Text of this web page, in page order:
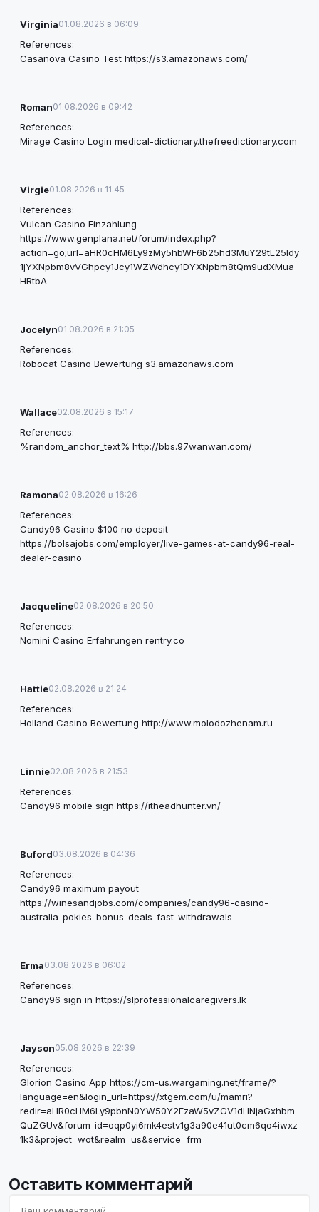
Virginia01.08.2026 в 06:09
References:
Casanova Casino Test https://s3.amazonaws.com/
Roman01.08.2026 в 09:42
References:
Mirage Casino Login medical-dictionary.thefreedictionary.com
Virgie01.08.2026 в 11:45
References:
Vulcan Casino Einzahlung
https://www.genplana.net/forum/index.php?
action=go;url=aHR0cHM6Ly9zMy5hbWF6b25hd3MuY29tL25ldy
1jYXNpbm8vVGhpcy1Jcy1WZWdhcy1DYXNpbm8tQm9udXMua
HRtbA
Jocelyn01.08.2026 в 21:05
References:
Robocat Casino Bewertung s3.amazonaws.com
Wallace02.08.2026 в 15:17
References:
%random_anchor_text% http://bbs.97wanwan.com/
Ramona02.08.2026 в 16:26
References:
Candy96 Casino $100 no deposit
https://bolsajobs.com/employer/live-games-at-candy96-real-
dealer-casino
Jacqueline02.08.2026 в 20:50
References:
Nomini Casino Erfahrungen rentry.co
Hattie02.08.2026 в 21:24
References:
Holland Casino Bewertung http://www.molodozhenam.ru
Linnie02.08.2026 в 21:53
References:
Candy96 mobile sign https://itheadhunter.vn/
Buford03.08.2026 в 04:36
References:
Candy96 maximum payout
https://winesandjobs.com/companies/candy96-casino-
australia-pokies-bonus-deals-fast-withdrawals
Erma03.08.2026 в 06:02
References:
Candy96 sign in https://slprofessionalcaregivers.lk
Jayson05.08.2026 в 22:39
References:
Glorion Casino App https://cm-us.wargaming.net/frame/?
language=en&login_url=https://xtgem.com/u/mamri?
redir=aHR0cHM6Ly9pbnN0YW50Y2FzaW5vZGV1dHNjaGxhbm
QuZGUv&forum_id=oqp0yi6mk4estv1g3a90e41ut0cm6qo4iwxz
1k3&project=wot&realm=us&service=frm
Оставить комментарий